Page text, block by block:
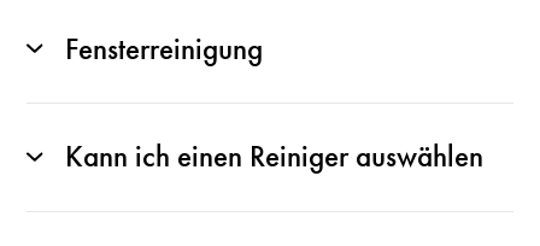
Fensterreinigung
Kann ich einen Reiniger auswählen